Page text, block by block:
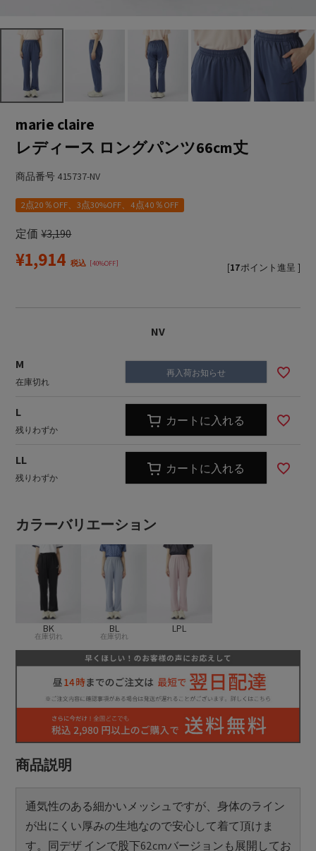
marie claire
レディース ロングパンツ66cm丈
商品番号 415737-NV
2点20％OFF、3点30%OFF、4点40％OFF
定価 ¥3,190
40%OFF
¥1,914 税込 [17ポイント進呈 ]
NV
M
在庫切れ
再入荷お知らせ
L
残りわずか
カートに入れる
LL
残りわずか
カートに入れる
カラーバリエーション
BK
在庫切れ
BL
在庫切れ
LPL
商品説明
通気性のある細かいメッシュですが、身体のライン
が出にくい厚みの生地なので安心して着て頂けま
す。同デザ インで股下62cmバージョンも展開してお